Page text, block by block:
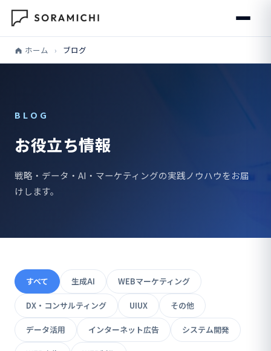
ホーム › ブログ
BLOG
お役立ち情報
戦略・データ・AI・マーケティングの実践ノウハウをお届
けします。
すべて 生成AI WEBマーケティング
DX・コンサルティング UIUX その他
データ活用 インターネット広告 システム開発